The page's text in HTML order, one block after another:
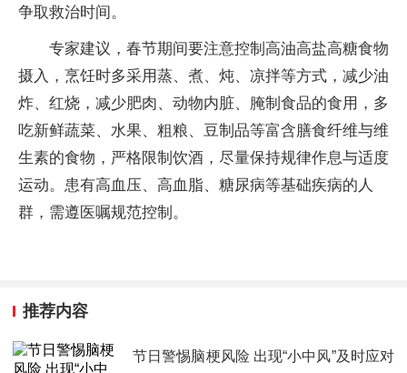
争取救治时间。
专家建议，春节期间要注意控制高油高盐高糖食物
摄入，烹饪时多采用蒸、煮、炖、凉拌等方式，减少油
炸、红烧，减少肥肉、动物内脏、腌制食品的食用，多
吃新鲜蔬菜、水果、粗粮、豆制品等富含膳食纤维与维
生素的食物，严格限制饮酒，尽量保持规律作息与适度
运动。患有高血压、高血脂、糖尿病等基础疾病的人
群，需遵医嘱规范控制。
推荐内容
节日警惕脑梗风险 出现“小中风”及时应对